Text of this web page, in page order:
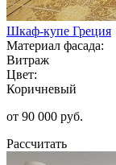
Шкаф-купе Греция
Материал фасада:
Витраж
Цвет:
Коричневый
от 90 000 руб.
Рассчитать